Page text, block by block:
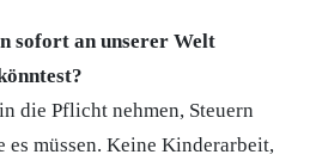
sofort an unserer Welt
die Pflicht nehmen, Steuern
müssen. Keine Kinderarbeit,